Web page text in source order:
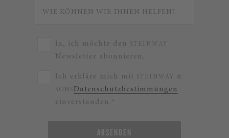
Ja, ich möchte den STEINWAY
Newsletter abonnieren.
Ich erkläre mich mit STEINWAY &
SONS Datenschutzbestimmungen
einverstanden.*
ABSENDEN